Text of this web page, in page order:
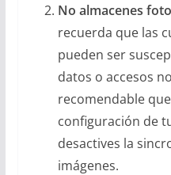
No almacenes
recuerda que las
pueden ser
datos o accesos
recomendable
configuración de
desactives la
imágenes.